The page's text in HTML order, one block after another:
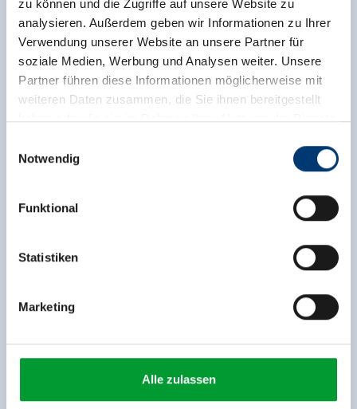
zu können und die Zugriffe auf unsere Website zu
analysieren. Außerdem geben wir Informationen zu Ihrer
Verwendung unserer Website an unsere Partner für
soziale Medien, Werbung und Analysen weiter. Unsere
Partner führen diese Informationen möglicherweise mit
weiteren Daten zusammen, die Sie ihnen bereitgestellt
haben oder die sie im Rahmen Ihrer Nutzung der Dienste
Rohr 23// A-6280 Zell am Ziller
www.zillertalarena.com
Notwendig
Funktional
Statistiken
Marketing
Alle zulassen